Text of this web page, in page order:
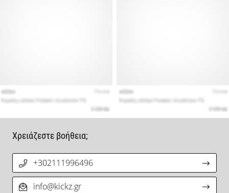
Χρειάζεστε βοήθεια;
+302111996496
info@kickz.gr